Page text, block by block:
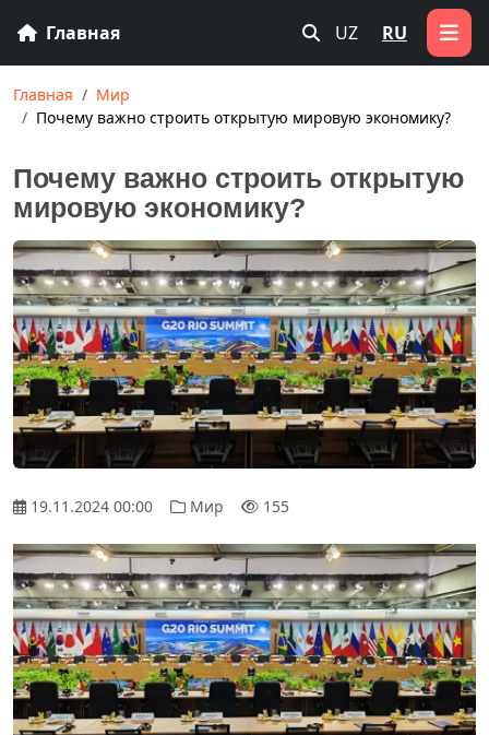
Главная UZ RU
Главная
Мир
Почему важно строить открытую мировую экономику?
Почему важно строить открытую
мировую экономику?
19.11.2024 00:00 Мир 155